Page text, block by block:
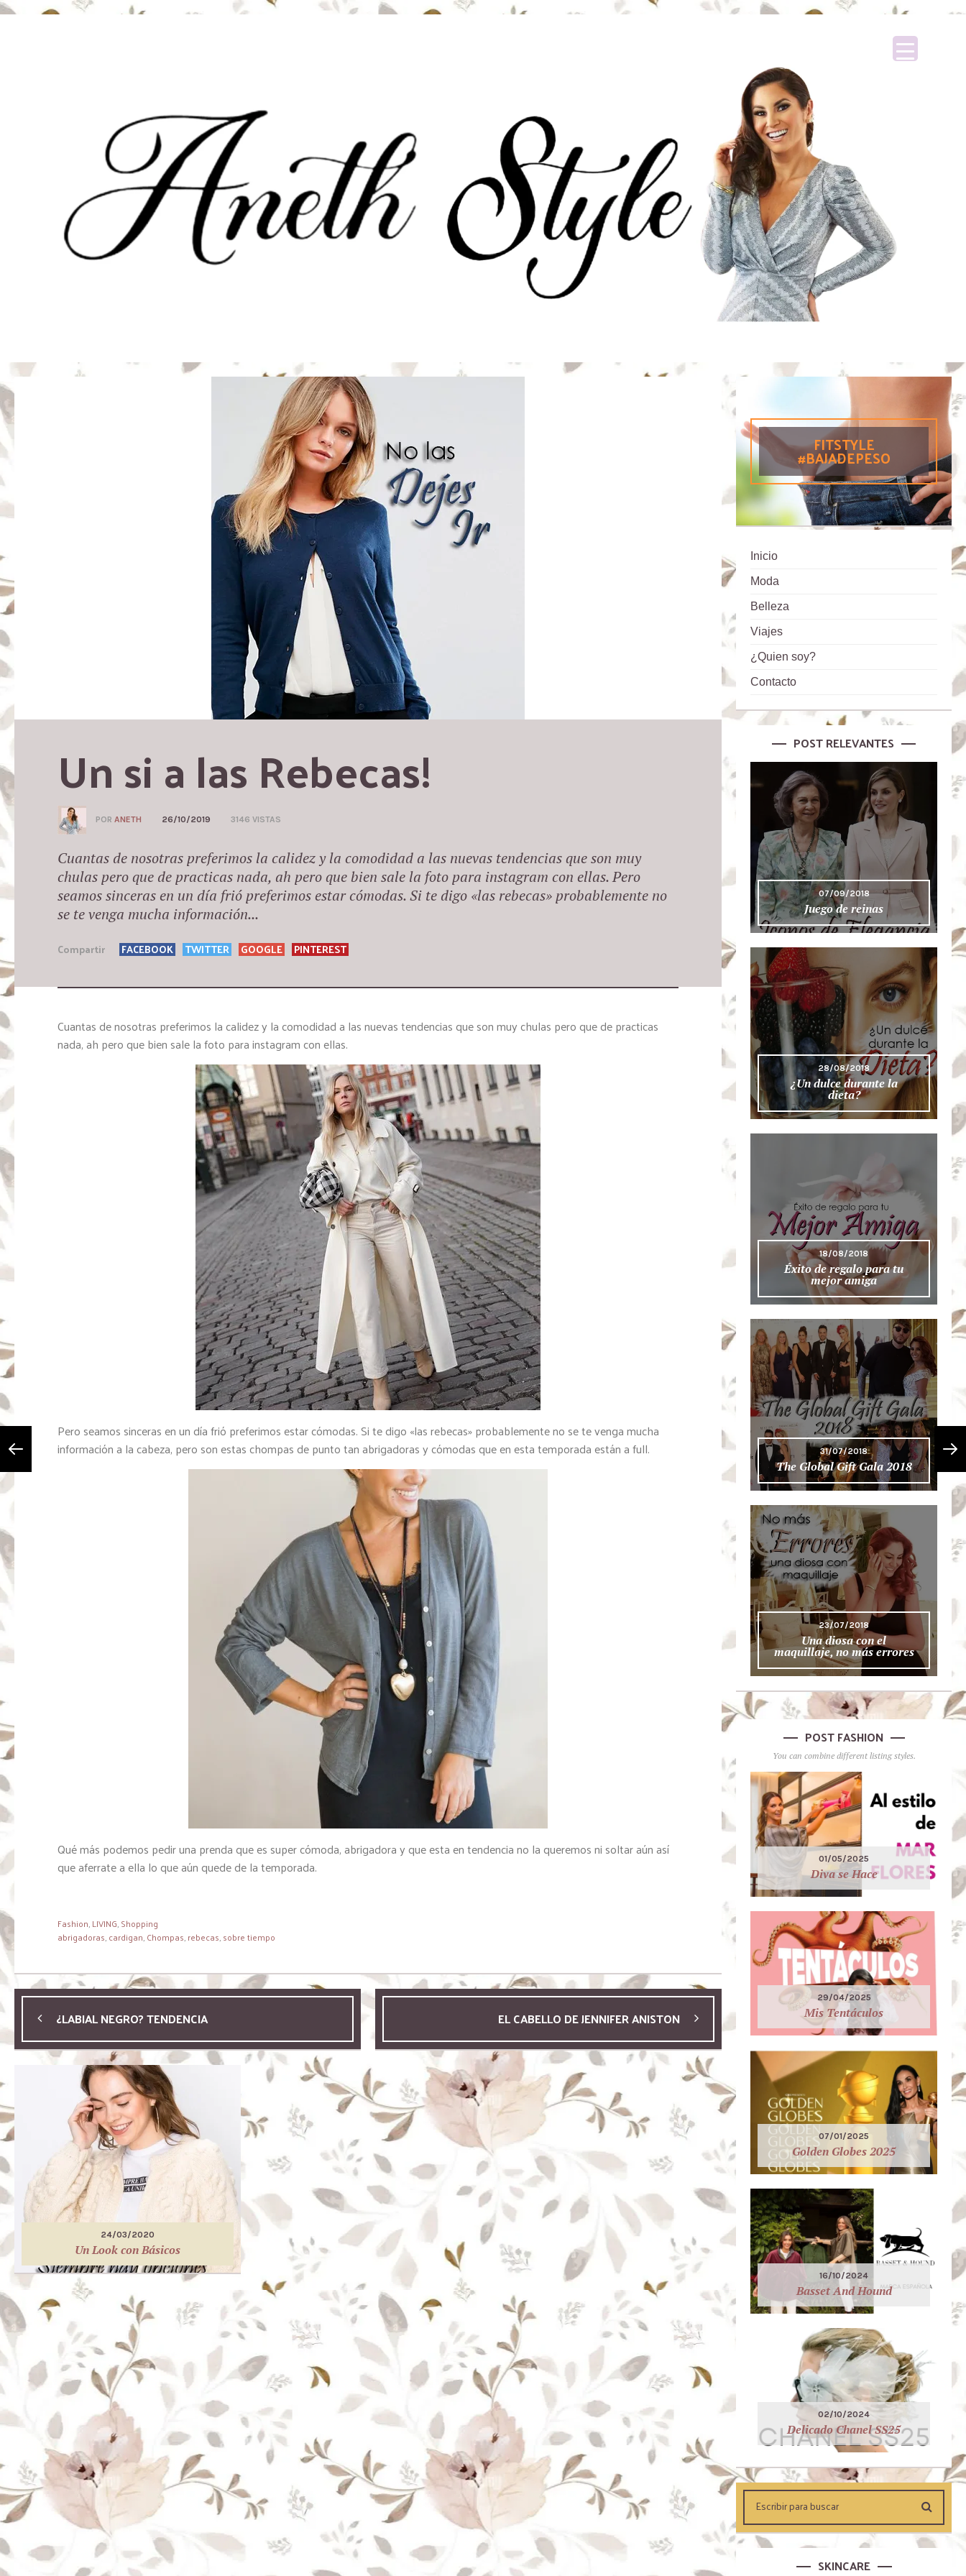
Un si a las Rebecas!
POR ANETH 26/10/2019 3146 VISTAS
Cuantas de nosotras preferimos la calidez y la comodidad a las nuevas tendencias que son muy
chulas pero que de practicas nada, ah pero que bien sale la foto para instagram con ellas. Pero
seamos sinceras en un día frió preferimos estar cómodas. Si te digo «las rebecas» probablemente no
se te venga mucha información...
Compartir FACEBOOK TWITTER GOOGLE PINTEREST
Cuantas de nosotras preferimos la calidez y la comodidad a las nuevas tendencias que son muy chulas pero que de practicas
nada, ah pero que bien sale la foto para instagram con ellas.
Pero seamos sinceras en un día frió preferimos estar cómodas. Si te digo «las rebecas» probablemente no se te venga mucha
información a la cabeza, pero son estas chompas de punto tan abrigadoras y cómodas que en esta temporada están a full.
Qué más podemos pedir una prenda que es super cómoda, abrigadora y que esta en tendencia no la queremos ni soltar aún así
que aferrate a ella lo que aún quede de la temporada.
Fashion,LIVING,Shopping
abrigadoras,cardigan,Chompas,rebecas,sobre tiempo
¿LABIAL NEGRO? TENDENCIA EL CABELLO DE JENNIFER ANISTON
24/03/2020
Un Look con Básicos
FITSTYLE
#BAJADEPESO
Inicio
Moda
Belleza
Viajes
¿Quien soy?
Contacto
POST RELEVANTES
07/09/2018
Juego de reinas
28/08/2018
¿Un dulce durante la
dieta?
18/08/2018
Éxito de regalo para tu
mejor amiga
31/07/2018
The Global Gift Gala 2018
23/07/2018
Una diosa con el
maquillaje, no más errores
POST FASHION
You can combine different listing styles.
01/05/2025
Diva se Hace
29/04/2025
Mis Tentáculos
07/01/2025
Golden Globes 2025
16/10/2024
Basset And Hound
02/10/2024
Delicado Chanel SS25
SKINCARE